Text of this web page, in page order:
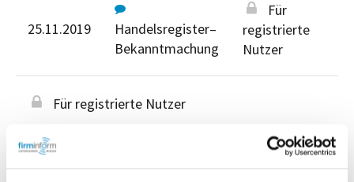
25.11.2019
Handelsregister–
Bekanntmachung
Für
registrierte
Nutzer
Für registrierte Nutzer